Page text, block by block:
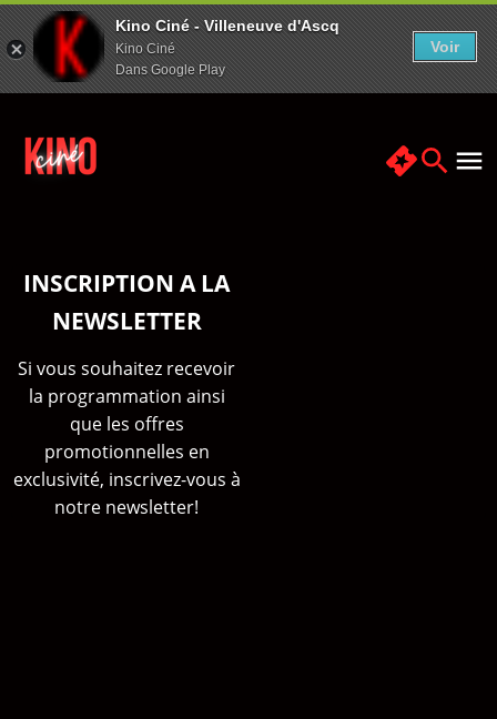
Kino Ciné - Villeneuve d'Ascq
Kino Ciné
Dans Google Play
Voir
INSCRIPTION A LA
NEWSLETTER
Si vous souhaitez recevoir
la programmation ainsi
que les offres
promotionnelles en
exclusivité, inscrivez-vous à
notre newsletter!